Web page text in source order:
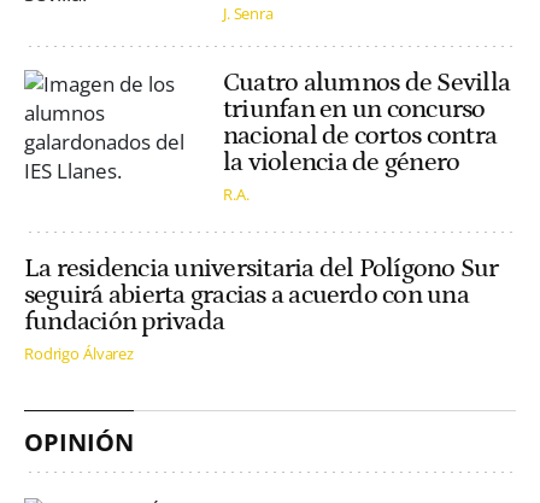
J. Senra
Cuatro alumnos de Sevilla
triunfan en un concurso
nacional de cortos contra
la violencia de género
R.A.
La residencia universitaria del Polígono Sur
seguirá abierta gracias a acuerdo con una
fundación privada
Rodrigo Álvarez
OPINIÓN